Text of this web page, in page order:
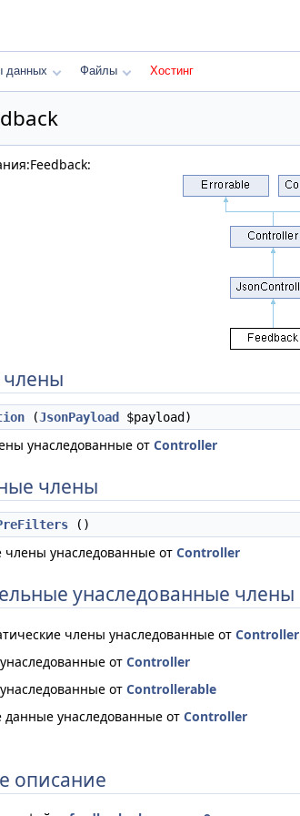
данных Файлы Хостинг
(JsonPayload $payload)
унаследованные от Controller
члены
()
унаследованные от Controller
унаследованные члены
члены унаследованные от Controller
от Controller
от Controllerable
унаследованные от Controller
описание